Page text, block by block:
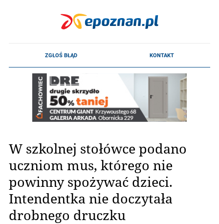
W szkolnej stołówce podano
uczniom mus, którego nie
powinny spożywać dzieci.
Intendentka nie doczytała
drobnego druczku